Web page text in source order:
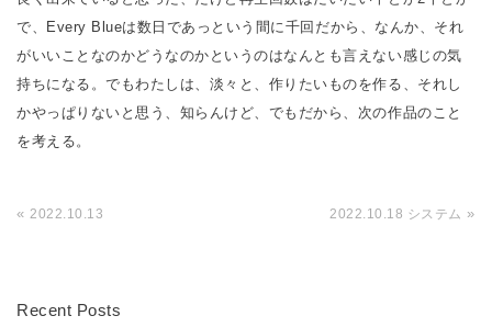
で、Every Blueは数日であっという間に千回だから、なんか、それ
がいいことなのかどうなのかというのはなんとも言えない感じの気
持ちになる。でもわたしは、淡々と、作りたいものを作る、それし
かやっぱりないと思う、知らんけど、でもだから、次の作品のこと
を考える。
«2022.10.13 2022.10.18 システム »
Recent Posts